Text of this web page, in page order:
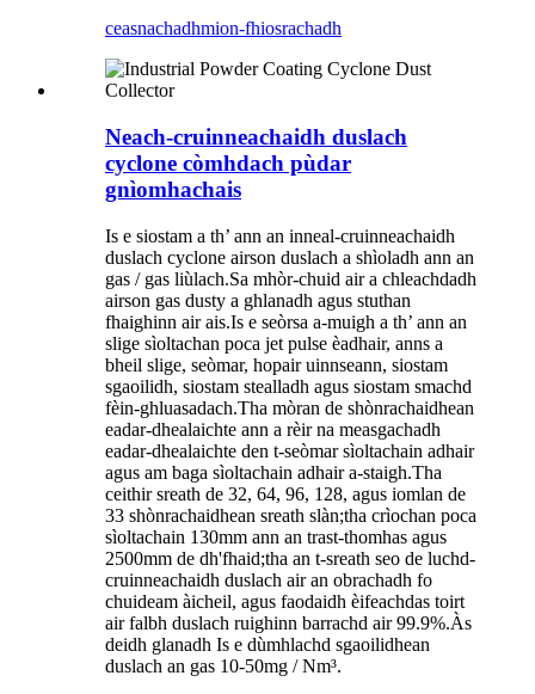
ceasnachadhmion-fhiosrachadh
Neach-cruinneachaidh duslach
cyclone còmhdach pùdar
gnìomhachais
Is e siostam a th’ ann an inneal-cruinneachaidh
duslach cyclone airson duslach a shìoladh ann an
gas / gas liùlach.Sa mhòr-chuid air a chleachdadh
airson gas dusty a ghlanadh agus stuthan
fhaighinn air ais.Is e seòrsa a-muigh a th’ ann an
slige sìoltachan poca jet pulse èadhair, anns a
bheil slige, seòmar, hopair uinnseann, siostam
sgaoilidh, siostam stealladh agus siostam smachd
fèin-ghluasadach.Tha mòran de shònrachaidhean
eadar-dhealaichte ann a rèir na measgachadh
eadar-dhealaichte den t-seòmar sìoltachain adhair
agus am baga sìoltachain adhair a-staigh.Tha
ceithir sreath de 32, 64, 96, 128, agus iomlan de
33 shònrachaidhean sreath slàn;tha crìochan poca
sìoltachain 130mm ann an trast-thomhas agus
2500mm de dh'fhaid;tha an t-sreath seo de luchd-
cruinneachaidh duslach air an obrachadh fo
chuideam àicheil, agus faodaidh èifeachdas toirt
air falbh duslach ruighinn barrachd air 99.9%.Às
deidh glanadh Is e dùmhlachd sgaoilidhean
duslach an gas 10-50mg / Nm³.